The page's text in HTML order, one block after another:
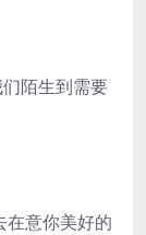
陌生到需要
意你美好的